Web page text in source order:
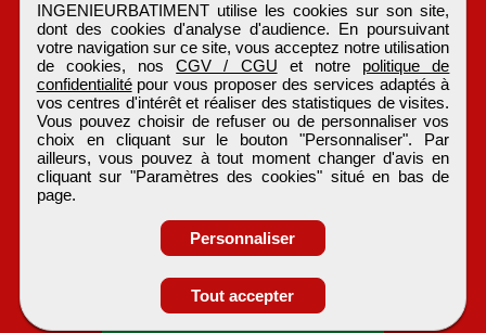
Obtenir ses
coordonnées
INGENIEURBATIMENT utilise les cookies sur son site,
dont des cookies d'analyse d'audience. En poursuivant
votre navigation sur ce site, vous acceptez notre utilisation
de cookies, nosCGV / CGU et notre politique de
confidentialitépour vous proposer des services adaptés à
vos centres d'intérêt et réaliser des statistiques de visites.
Vous pouvez choisir de refuser ou de personnaliser vos
choix en cliquant sur le bouton "Personnaliser". Par
ailleurs, vous pouvez à tout moment changer d'avis en
cliquant sur "Paramètres des cookies" situé en bas de
page.
Personnaliser
Tout accepter
INGENIEURBATIMENT